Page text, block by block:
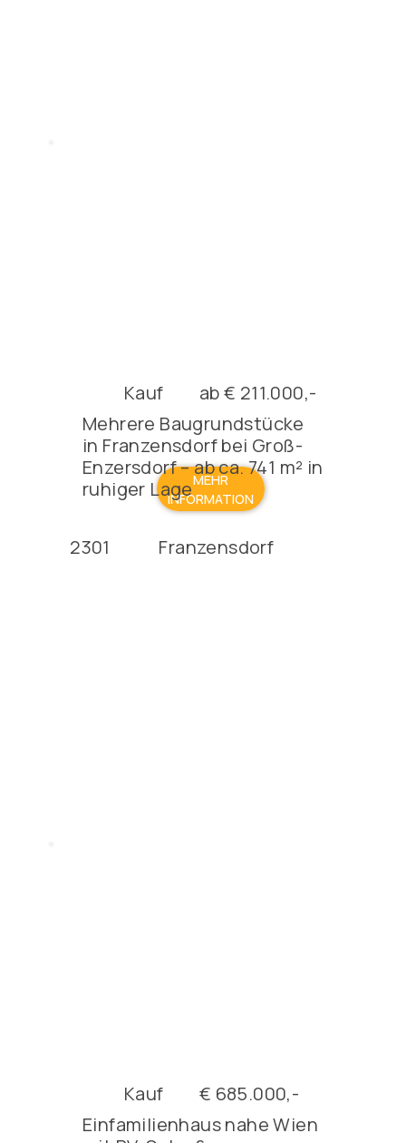
Kauf ab € 211.000,-
MEHR
INFORMATION
Mehrere Baugrundstücke
in Franzensdorf bei Groß-
Enzersdorf – ab ca. 741 m² in
ruhiger Lage
2301 Franzensdorf
Kauf
€ 685.000,-
Einfamilienhaus nahe Wien